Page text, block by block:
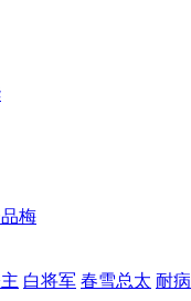
梅
白将军 春雪总太 耐